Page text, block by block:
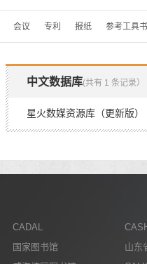
会议 专利 报纸 参考工具
中文数据库(共有 1 条记录）
星火数媒资源库（更新版
CADAL
国家图书馆
山东